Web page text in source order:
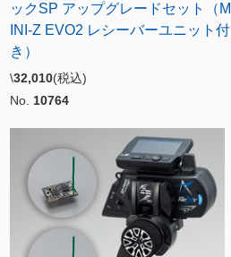
ックSP アップグレードセット（M
INI-Z EVO2 レシーバーユニット付
き）
\32,010(税込)
No. 10764